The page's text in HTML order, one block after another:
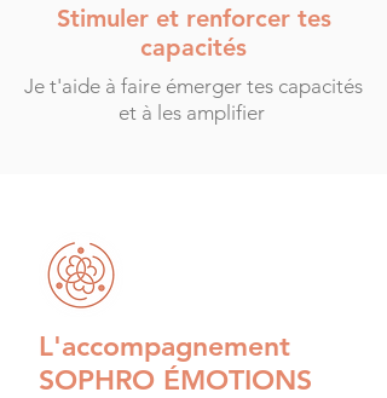
Stimuler et renforcer tes
capacités
Je t'aide à faire émerger tes capacités
et à les amplifier
L'accompagnement
SOPHRO ÉMOTIONS